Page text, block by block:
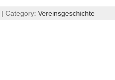
Category: Vereinsgeschichte